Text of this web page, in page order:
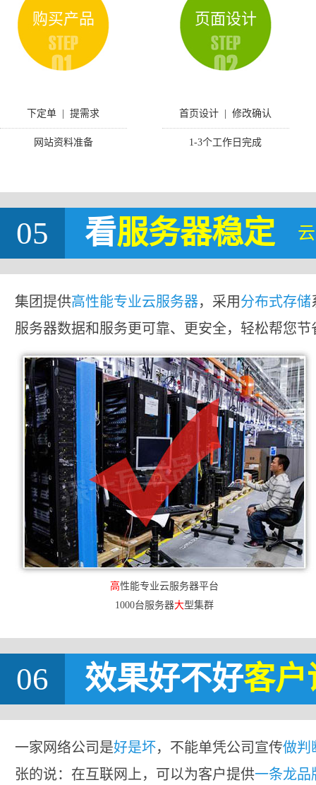
购买产品
下定单 | 提需求
网站资料准备
页面设计
首页设计 | 修改确认
1-3个工作日完成
05 看服务器稳定
集团提供高性能专业云服务器，采用分布式存储
服务器数据和服务更可靠、更安全，轻松帮您节
高性能专业云服务器平台
1000台服务器大型集群
06 效果好不好客户
一家网络公司是好是坏，不能单凭公司宣传做判
张的说：在互联网上，可以为客户提供一条龙品